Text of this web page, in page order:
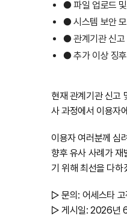
● 파일 업로드
● 시스템 보안
● 관계기관 신고
● 추가 이상 징
현재 관계기관 신고
사 과정에서 이용자
이용자 여러분께 심
향후 유사 사례가 재
기 위해 최선을 다하
▷ 문의: 어세스타 고
▷ 게시일: 2026년